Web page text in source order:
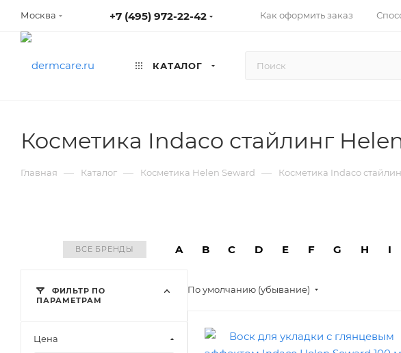
Москва +7 (495) 972-22-42 Как оформить заказ
КАТАЛОГ
Косметика Indaco стайлинг
Главная — Каталог — Косметика Helen Seward — Косметика Indaco
ВСЕ БРЕНДЫ A B C D E F G H I
По умолчанию (убывание)
ФИЛЬТР ПО
ПАРАМЕТРАМ
Цена